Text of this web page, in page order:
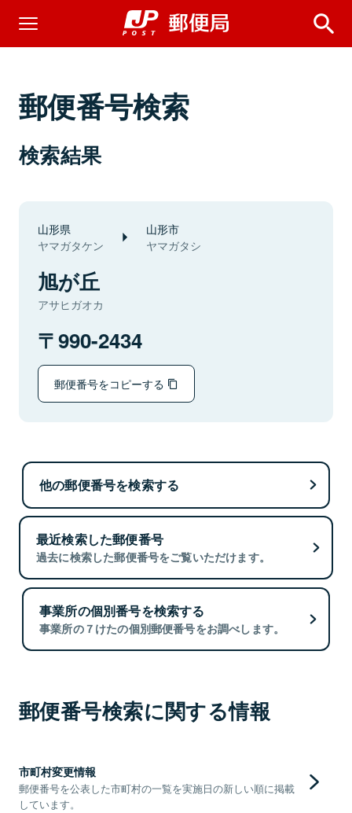
郵便番号検索
検索結果
山形県
ヤマガタケン
山形市
ヤマガタシ
旭が丘
アサヒガオカ
990-2434
郵便番号をコピーする
他の郵便番号を検索する
最近検索した郵便番号
過去に検索した郵便番号をご覧いただけます。
事業所の個別番号を検索する
事業所の７けたの個別郵便番号をお調べします。
郵便番号検索に関する情報
市町村変更情報
郵便番号を公表した市町村の一覧を実施日の新しい順に掲載
しています。